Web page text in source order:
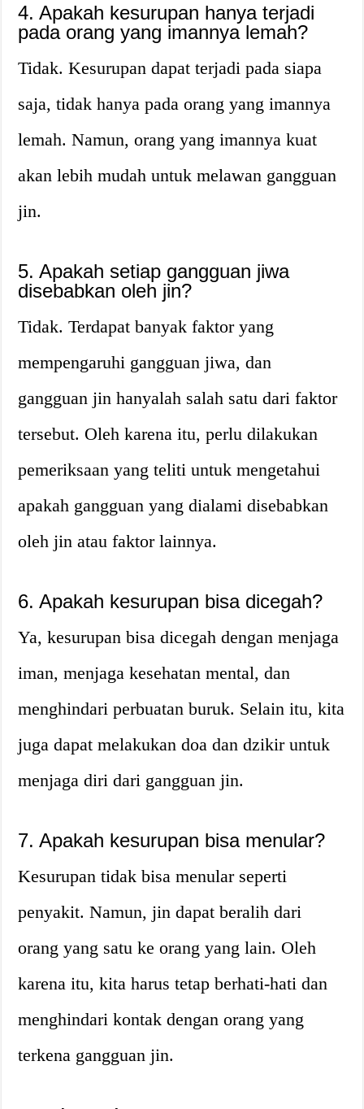
4. Apakah kesurupan hanya terjadi
pada orang yang imannya lemah?
Tidak. Kesurupan dapat terjadi pada siapa
saja, tidak hanya pada orang yang imannya
lemah. Namun, orang yang imannya kuat
akan lebih mudah untuk melawan gangguan
jin.
5. Apakah setiap gangguan jiwa
disebabkan oleh jin?
Tidak. Terdapat banyak faktor yang
mempengaruhi gangguan jiwa, dan
gangguan jin hanyalah salah satu dari faktor
tersebut. Oleh karena itu, perlu dilakukan
pemeriksaan yang teliti untuk mengetahui
apakah gangguan yang dialami disebabkan
oleh jin atau faktor lainnya.
6. Apakah kesurupan bisa dicegah?
Ya, kesurupan bisa dicegah dengan menjaga
iman, menjaga kesehatan mental, dan
menghindari perbuatan buruk. Selain itu, kita
juga dapat melakukan doa dan dzikir untuk
menjaga diri dari gangguan jin.
7. Apakah kesurupan bisa menular?
Kesurupan tidak bisa menular seperti
penyakit. Namun, jin dapat beralih dari
orang yang satu ke orang yang lain. Oleh
karena itu, kita harus tetap berhati-hati dan
menghindari kontak dengan orang yang
terkena gangguan jin.